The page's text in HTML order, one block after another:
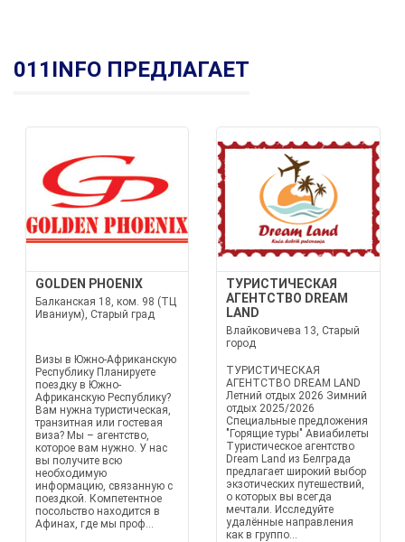
011INFO ПРЕДЛАГАЕТ
GOLDEN PHOENIX
Балканская 18, ком. 98 (ТЦ
Иваниум), Старый град
Визы в Южно-Африканскую
Республику Планируете
поездку в Южно-
Африканскую Республику?
Вам нужна туристическая,
транзитная или гостевая
виза? Мы – агентство,
которое вам нужно. У нас
вы получите всю
необходимую
информацию, связанную с
поездкой. Компетентное
посольство находится в
Афинах, где мы проф...
ТУРИСТИЧЕСКАЯ
АГЕНТСТВО DREAM
LAND
Влайковичева 13, Старый
город
ТУРИСТИЧЕСКАЯ
АГЕНТСТВО DREAM LAND
Летний отдых 2026 Зимний
отдых 2025/2026
Специальные предложения
"Горящие туры" Авиабилеты
Туристическое агентство
Dream Land из Белграда
предлагает широкий выбор
экзотических путешествий,
о которых вы всегда
мечтали. Исследуйте
удалённые направления
как в группо...